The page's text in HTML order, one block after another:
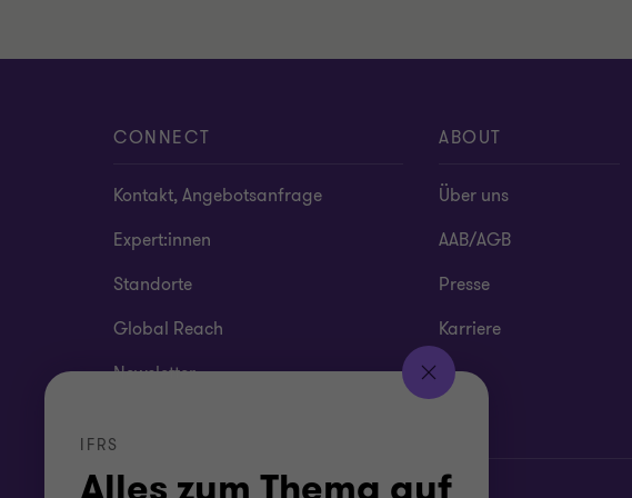
IFRS
CONNECT
Kontakt, Angebotsanfrage
Expert:innen
Standorte
Global Reach
Newsletter
ABOUT
Über uns
AAB/AGB
Presse
Karriere